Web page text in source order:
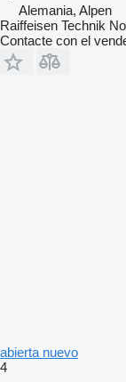
Alemania, Alpen
Raiffeisen Technik
Contacte con el
abierta nuevo
4